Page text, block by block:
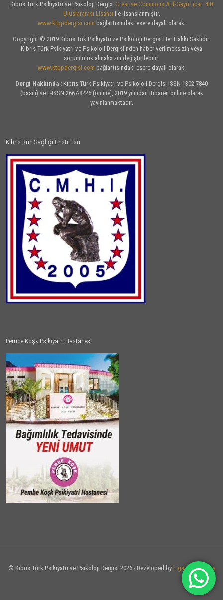
Kıbrıs Türk Psikiyatri ve Psikoloji Dergisi Creative Commons Atıf-GayriTicari 4.0
Uluslararası Lisansı ile lisanslanmıştır.
www.ktppdergisi.com bağlantısındaki esere dayalı olarak.
Copyright © 2019 Kıbrıs Tük Psikiyatri ve Psikoloji Dergisi Her Hakkı Saklıdır.
Kıbrıs Türk Psikiyatri ve Psikoloji Dergisi’nden haber verilmeksizin veya
sorumluluk almaksızın değiştirilebilir.
www.ktppdergisi.com bağlantısındaki esere dayalı olarak.
Dergi Hakkında : Kıbrıs Türk Psikiyatri ve Psikoloji Dergisi ISSN 1302-7840
(basılı) ve E-ISSN 2667-8225 (online), 2019 yılından itibaren online olarak
yayınlanmaktadır.
Kıbrıs Ruh Sağlığı Enstitüsü
Pembe Köşk Psikiyatri Hastanesi
© Kıbrıs Türk Psikiyatri ve Psikoloji Dergisi 2026 - Developed by Liga Technology